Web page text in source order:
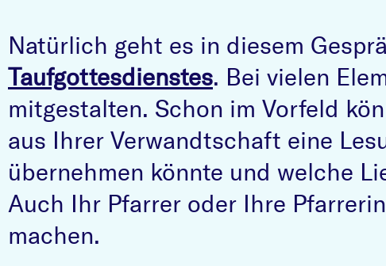
Natürlich geht es in diesem
Taufgottesdienstes. Bei vielen
mitgestalten. Schon im Vorfeld
aus Ihrer Verwandtschaft eine
übernehmen könnte und welche
Auch Ihr Pfarrer oder Ihre
machen.